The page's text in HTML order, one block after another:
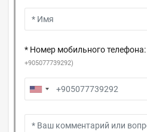
* Номер мобильного телефона:
+905077739292)